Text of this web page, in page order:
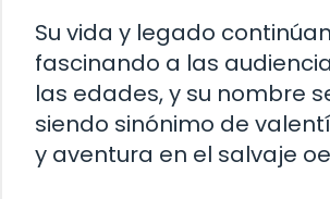
Su vida y legado continúan
fascinando a las
las edades, y su nombre
siendo sinónimo de
y aventura en el salvaje